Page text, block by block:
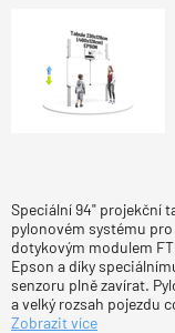
Speciální 94" projekční
pylonovém systému
dotykovým modulem
Epson a díky
senzoru plně zavírat.
a velký rozsah pojezdu
Zobrazit více